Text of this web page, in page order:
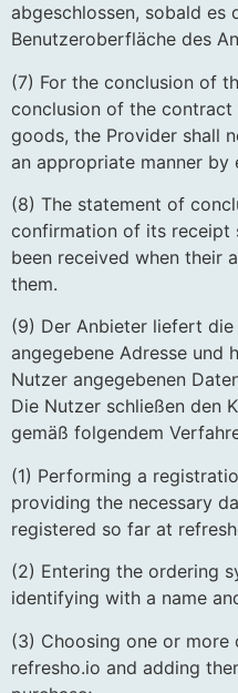
abgeschlossen, sobald es
Benutzeroberfläche des
(7) For the conclusion of
conclusion of the
goods, the Provider shall
an appropriate manner by
(8) The statement of
confirmation of its receipt
been received when their
them.
(9) Der Anbieter liefert
angegebene Adresse und
Nutzer angegebenen
Die Nutzer schließen den
gemäß folgendem
(1) Performing a
providing the necessary
registered so far at
(2) Entering the ordering
identifying with a name
(3) Choosing one or
refresho.io and adding